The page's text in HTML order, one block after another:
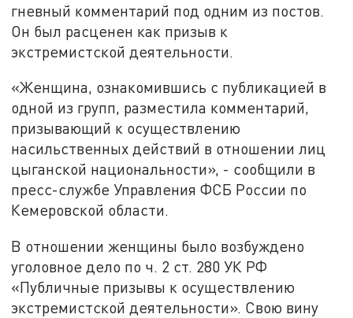
гневный комментарий под одним из постов.
Он был расценен как призыв к
экстремистской деятельности.
«Женщина, ознакомившись с публикацией в
одной из групп, разместила комментарий,
призывающий к осуществлению
насильственных действий в отношении лиц
цыганской национальности», - сообщили в
пресс-службе Управления ФСБ России по
Кемеровской области.
В отношении женщины было возбуждено
уголовное дело по ч. 2 ст. 280 УК РФ
«Публичные призывы к осуществлению
экстремистской деятельности». Свою вину